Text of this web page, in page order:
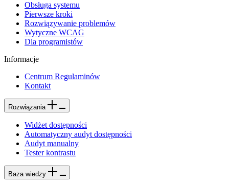
Obsługa systemu
Pierwsze kroki
Rozwiązywanie problemów
Wytyczne WCAG
Dla programistów
Informacje
Centrum Regulaminów
Kontakt
Rozwiązania
Widżet dostępności
Automatyczny audyt dostępności
Audyt manualny
Tester kontrastu
Baza wiedzy